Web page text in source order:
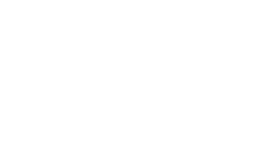
Snel en